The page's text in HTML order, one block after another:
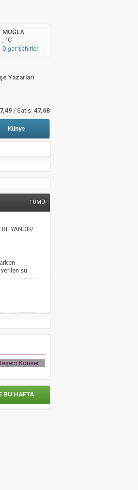
MUĞLA
, °C
Diğer Şehirler →
Yazarları
/ Satış: 47,68
Künye
TÜMÜ
YANDIK!
su
Muhteşem
BU HAFTA